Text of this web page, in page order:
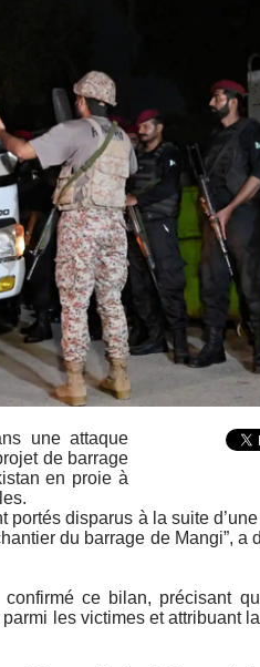
une attaque
de barrage
en proie à
portés disparus à la suite
du barrage de Mangi”, a
ce bilan, précisant
les victimes et attribuant